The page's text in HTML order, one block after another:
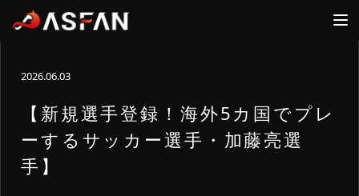
ファン
FANS ATHLETES ASFAN
2026.06.03
【新規選手登録！海外5カ国でプレ
ーするサッカー選手・加藤亮選
手】